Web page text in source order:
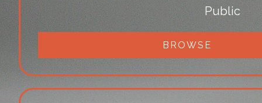
Public
BROWSE